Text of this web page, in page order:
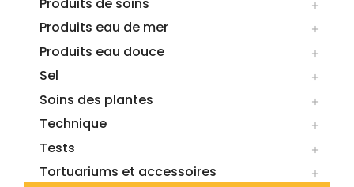

Produits eau de mer 
Produits eau douce 
Sel 
Soins des plantes 
Technique 
Tests 
Tortuariums et accessoires 